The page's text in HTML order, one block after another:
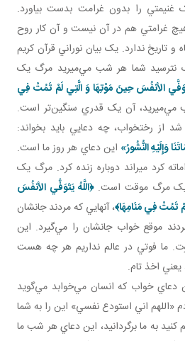
غنيمتي را بدون غرامت بدست بياورد.
غرامتي هم در آن نيست و آن کار روح
تاريخ ندارد. يک بيان نوراني قرآن کريم
نترسيد شما هر شب مي‌ميريد مرگ يک
الأنفُسَ حِينَ مَوْتِهَا وَ الَّتِي لَمْ تَمُتْ فِي
مي‌ميريد، آن يک قدري سنگين‌تر است.
از رختخواب، چه دعايي بايد بخواند:
وَإِلَيْهِ النُّشُورُ» اين دعاي هر روز ما است.
کرد ميراند دوباره زنده کرد. مرگ يک
يک مرگ موقت است.﴿اللَّهُ يَتَوَفَّي الأنفُسَ
تَمُتْ فِي مَنَامِهَا﴾، آنهايي که مردند جانشان
موقع خواب جانشان را مي‌گيرد. اين
ما فوتي در عالم نداريم هر چه هست
اخذ تام.
خواب که انسان مي‌خوابد مي‌گويد
«اللهم اني استودع نفسي» اين را به شما
کنيد به ما برگردانيد، اين دعاي هر شب ما